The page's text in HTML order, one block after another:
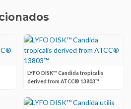
LYFO DISK™ Candida tropicalis
derived from ATCC® 13803™